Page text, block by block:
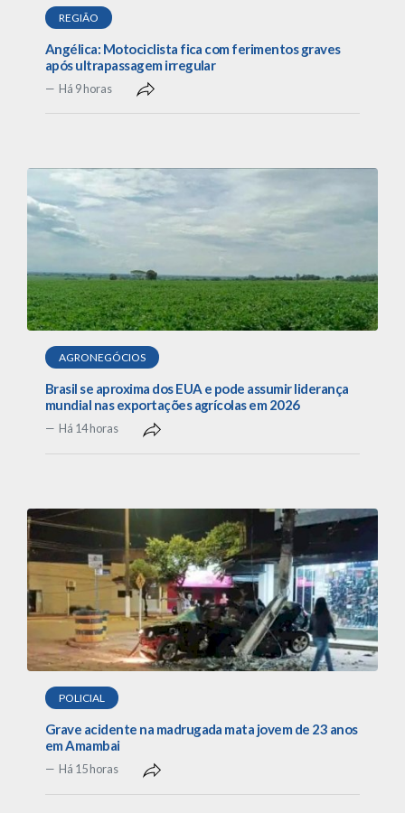
REGIÃO
Angélica: Motociclista fica com ferimentos graves
após ultrapassagem irregular
Há 9 horas
AGRONEGÓCIOS
Brasil se aproxima dos EUA e pode assumir liderança
mundial nas exportações agrícolas em 2026
Há 14 horas
POLICIAL
Grave acidente na madrugada mata jovem de 23 anos
em Amambai
Há 15 horas